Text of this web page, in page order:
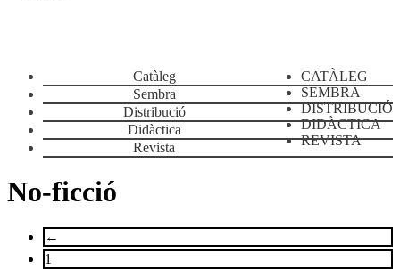
CATÀLEG
SEMBRA
DISTRIBUCIÓ
DIDÀCTICA
REVISTA
Catàleg
Sembra
Distribució
Didàctica
Revista
No-ficció
←
1